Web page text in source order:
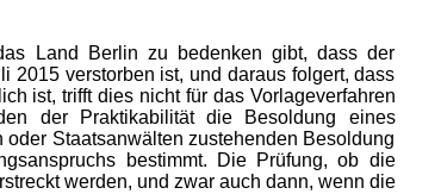
Land Berlin zu bedenken gibt, dass der
2015 verstorben ist, und daraus folgert, dass
ist, trifft dies nicht für das Vorlageverfahren
der Praktikabilität die Besoldung eines
Staatsanwälten zustehenden Besoldung
bestimmt. Die Prüfung, ob die
werden, und zwar auch dann, wenn die